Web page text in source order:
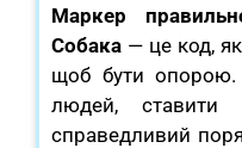
Маркер
Собака — це код,
щоб бути опорою.
людей, ставити
справедливий